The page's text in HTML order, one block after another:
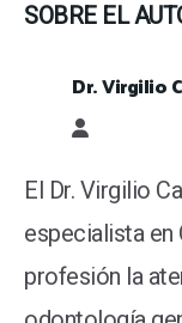
SOBRE EL
Dr. Virgilio
Dr. Virgilio
El Dr. Virgilio
especialista en
profesión la